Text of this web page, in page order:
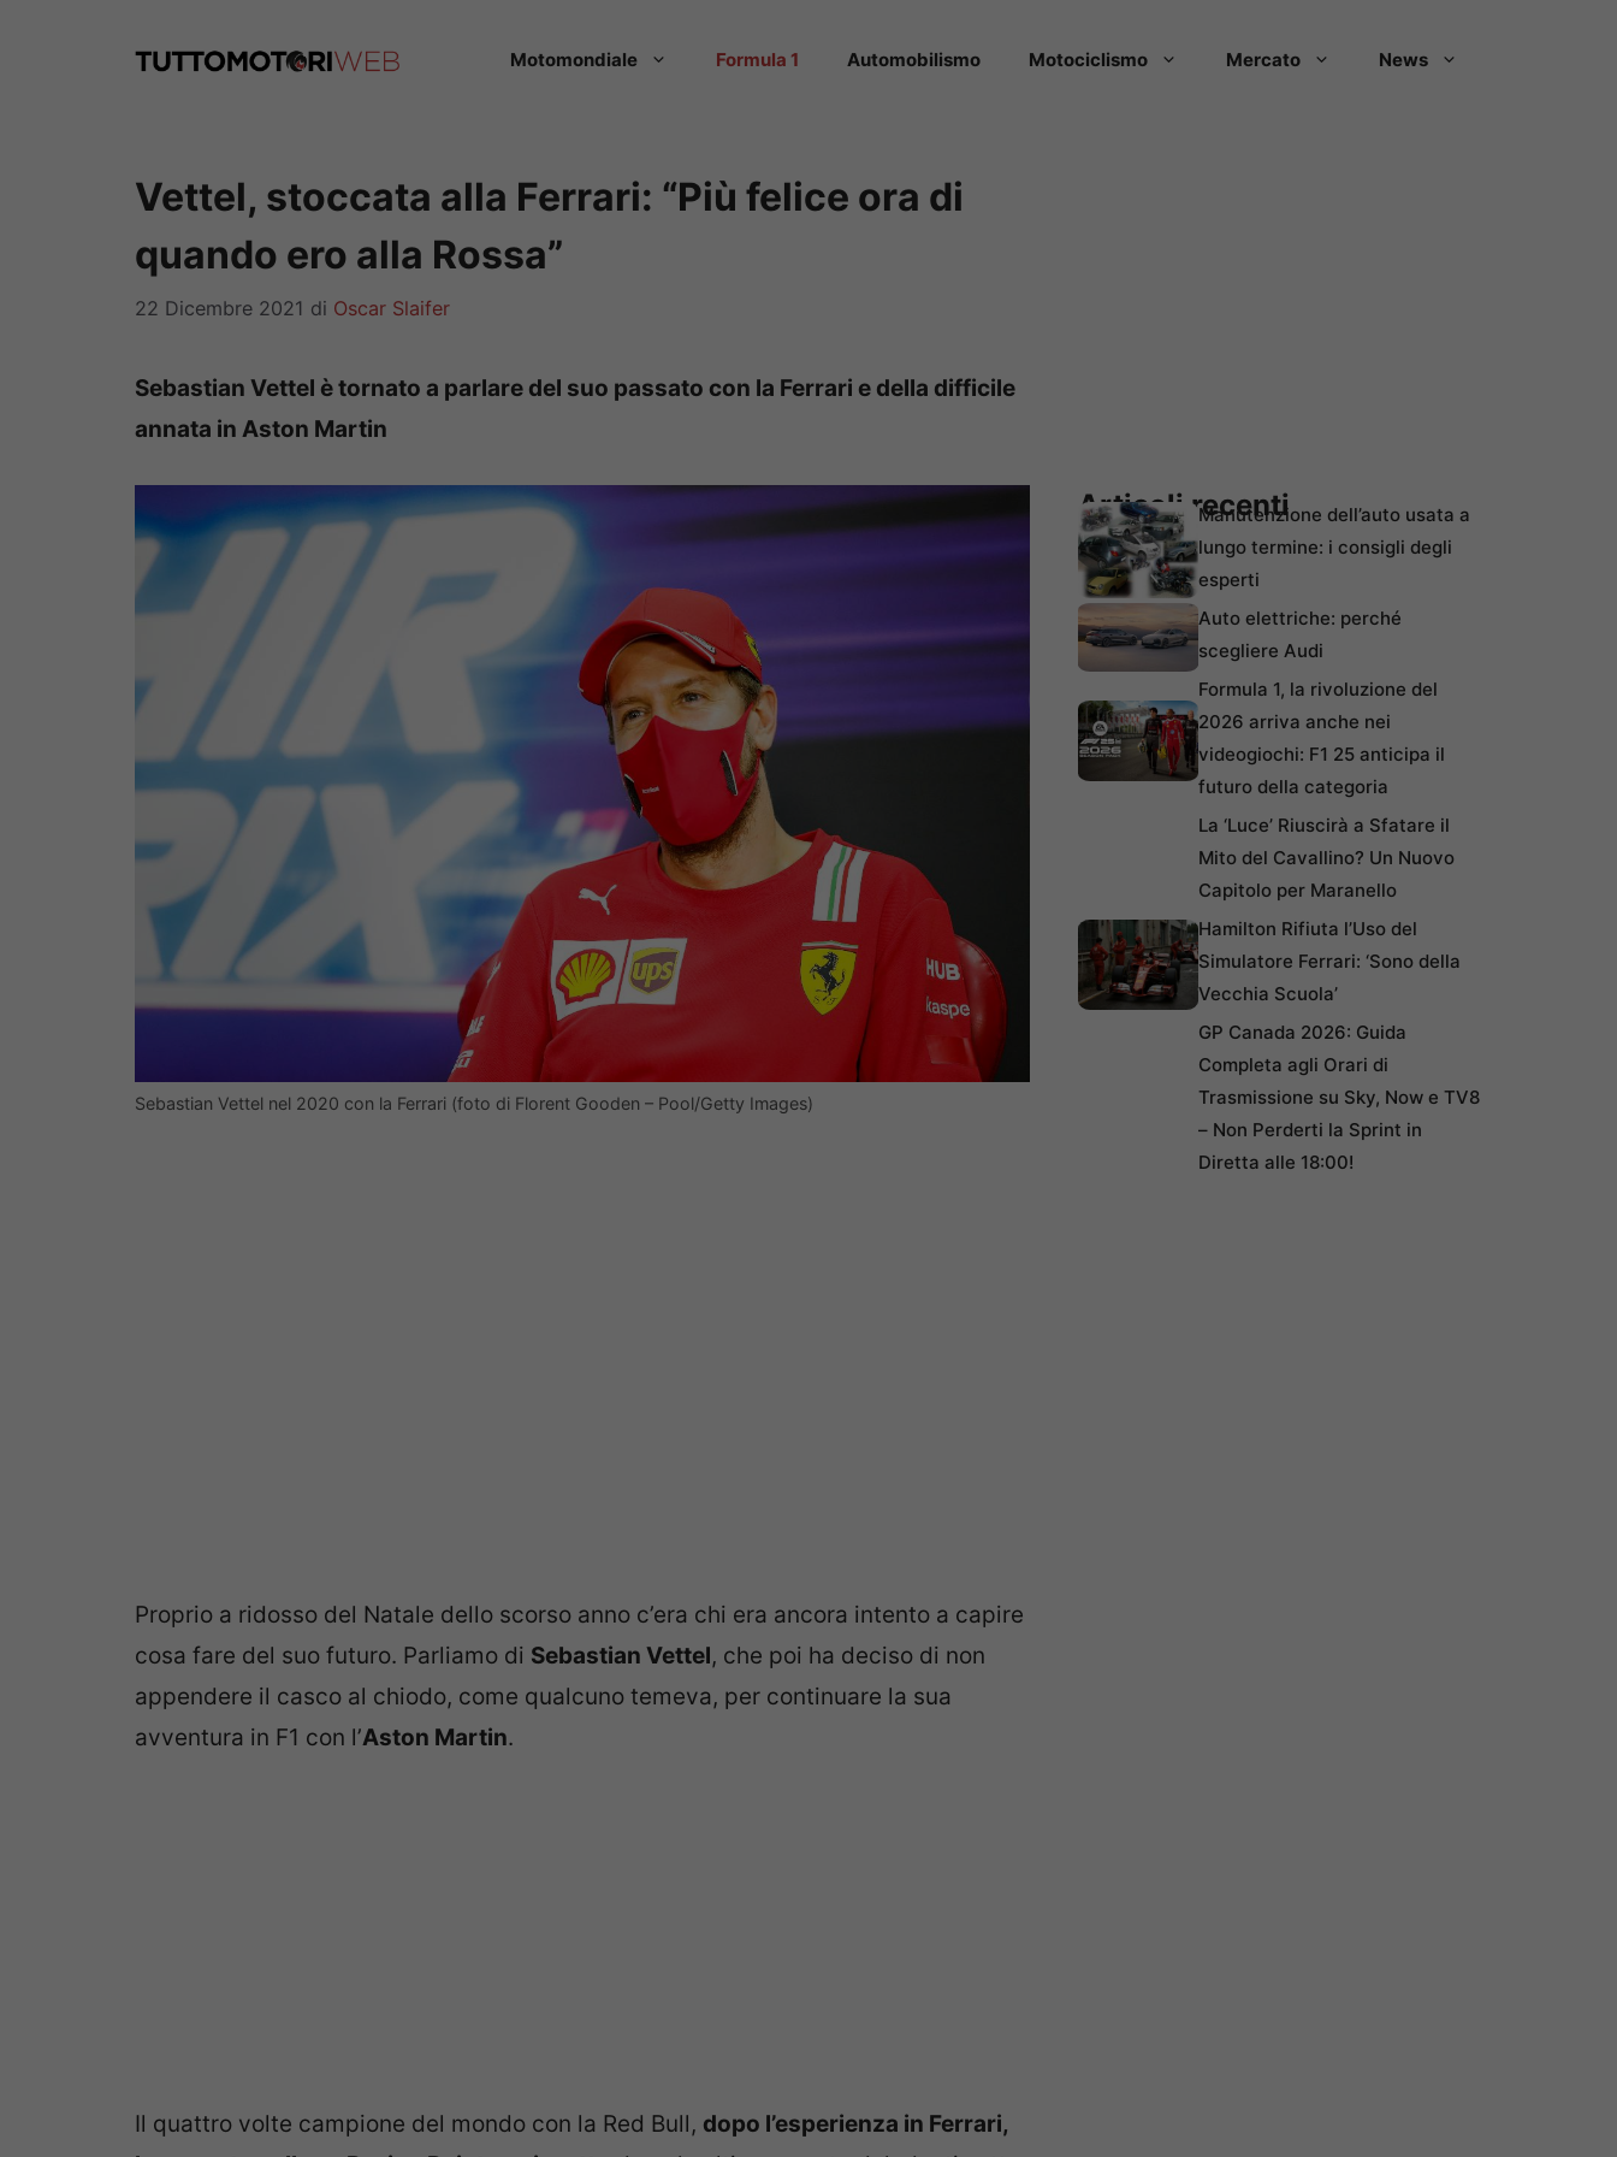
Motomondiale Formula 1 Automobilismo Motociclismo Mercato News
Vettel, stoccata alla Ferrari: “Più felice ora di
quando ero alla Rossa”
22 Dicembre 2021 di Oscar Slaifer
Sebastian Vettel è tornato a parlare del suo passato con la Ferrari e della difficile
annata in Aston Martin
Sebastian Vettel nel 2020 con la Ferrari (foto di Florent Gooden – Pool/Getty Images)
Proprio a ridosso del Natale dello scorso anno c’era chi era ancora intento a capire
cosa fare del suo futuro. Parliamo di Sebastian Vettel, che poi ha deciso di non
appendere il casco al chiodo, come qualcuno temeva, per continuare la sua
avventura in F1 con l’Aston Martin.
Il quattro volte campione del mondo con la Red Bull, dopo l’esperienza in Ferrari,
Articoli recentiManutenzione dell’auto usata a
lungo termine: i consigli degli
esperti
Auto elettriche: perché
scegliere Audi
Formula 1, la rivoluzione del
2026 arriva anche nei
videogiochi: F1 25 anticipa il
futuro della categoria
La ‘Luce’ Riuscirà a Sfatare il
Mito del Cavallino? Un Nuovo
Capitolo per Maranello
Hamilton Rifiuta l’Uso del
Simulatore Ferrari: ‘Sono della
Vecchia Scuola’
GP Canada 2026: Guida
Completa agli Orari di
Trasmissione su Sky, Now e TV8
– Non Perderti la Sprint in
Diretta alle 18:00!